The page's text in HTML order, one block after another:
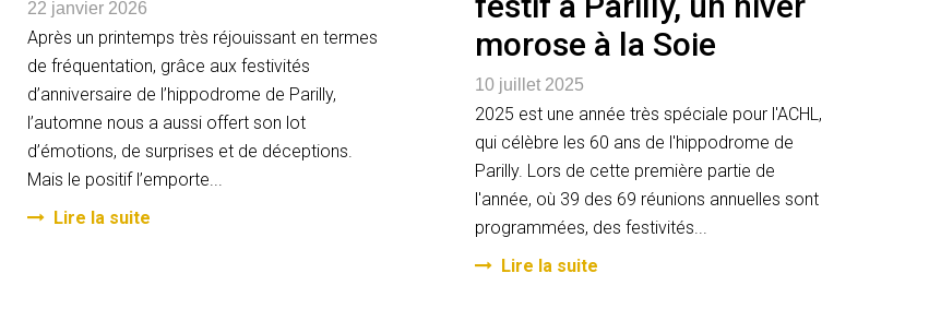
22 janvier 2026
Après un printemps très réjouissant en termes
de fréquentation, grâce aux festivités
d’anniversaire de l’hippodrome de Parilly,
l’automne nous a aussi offert son lot
d’émotions, de surprises et de déceptions.
Mais le positif l’emporte...
Lire la suite
morose à la Soie
10 juillet 2025
2025 est une année très spéciale pour l'ACHL,
qui célèbre les 60 ans de l'hippodrome de
Parilly. Lors de cette première partie de
l'année, où 39 des 69 réunions annuelles sont
programmées, des festivités...
Lire la suite